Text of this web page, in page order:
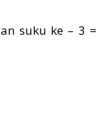
suku ke – 3 =